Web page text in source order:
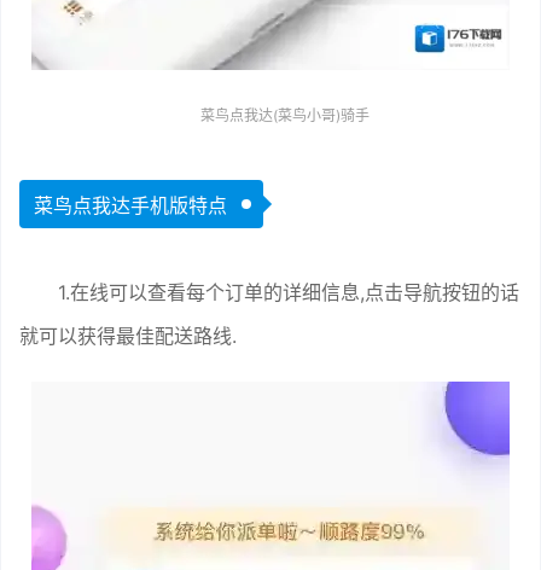
菜鸟点我达(菜鸟小哥)骑手
菜鸟点我达手机版特点
1.在线可以查看每个订单的详细信息,点击导航按钮的话
就可以获得最佳配送路线.